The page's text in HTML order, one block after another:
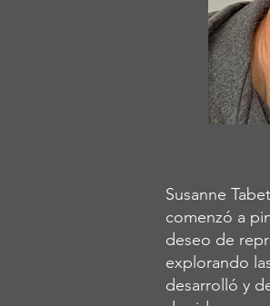
Susanne
comenzó a
deseo de
explorando
desarrolló y